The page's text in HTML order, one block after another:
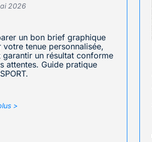
2026
un bon brief graphique
votre tenue personnalisée,
garantir un résultat conforme
attentes. Guide pratique
>